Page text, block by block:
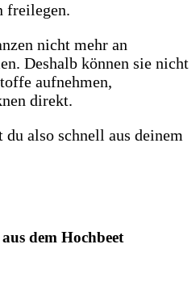
freilegen.
nicht mehr an
Deshalb können sie nicht
aufnehmen,
direkt.
also schnell aus deinem
dem Hochbeet